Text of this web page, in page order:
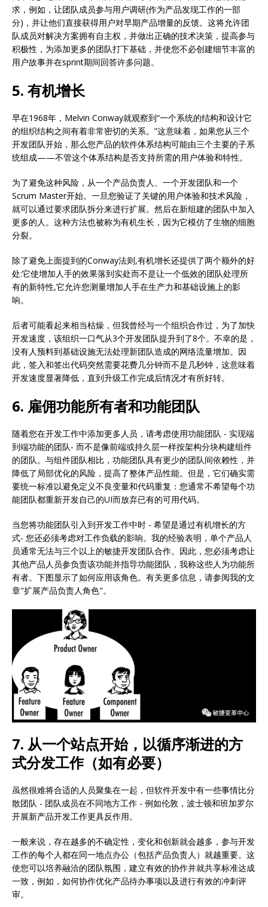
求，例如，让团队成员参与用户调研(作为产品发现工作的一部
分)，并让他们直接获得用户对早期产品增量的反馈。这将允许团
队成员对解决方案拥有自主权，并做出正确的技术决策，提高参与
积极性，为添加更多的团队打下基础，并使您不必创建细节丰富的
用户故事并在sprint期间回答许多问题。
5. 有机增长
早在1968年，Melvin Conway就观察到“一个系统的结构和设计它
的组织结构之间有着非常密切的关系。”这意味着，如果您从三个
开发团队开始，那么您产品的软件体系结构可能由三个主要的子系
统组成——不管这个体系结构是否支持所需的用户体验和特性。
为了避免这种风险，从一个产品负责人、一个开发团队和一个
Scrum Master开始。一旦您验证了关键的用户体验和技术风险，
就可以通过要求团队拆分来进行扩展。然后在新组建的团队中加入
更多的人。这种方法也被称为有机生长，因为它模仿了生物的细胞
分裂。
除了避免上面提到的Conway法则,有机增长还提供了两个额外的好
处:它使增加人手的效果落到实处而不是让一个低效的团队处理所
有的新特性,它允许您测量增加人手在生产力和基础设施上的影
响。
后者可能看起来相当枯燥，但我曾经与一个组织合作过，为了加快
开发速度，该组织一口气从3个开发团队提升到了8个。不幸的是，
没有人预料到基础设施无法处理新团队造成的网络流量增加。因
此，签入和签出代码突然需要花费几分钟而不是几秒钟，这意味着
开发速度显著降低，直到升级工作完成后情况才有所好转。
6. 雇佣功能所有者和功能团队
随着您在开发工作中添加更多人员，请考虑使用功能团队 - 实现端
到端功能的团队- 而不是像前端或持久层一样按架构分块构建组件
的团队。与组件团队相比，功能团队具有更少的团队间依赖性，并
降低了局部优化的风险，提高了整体产品性能。但是，它们确实需
要统一标准以避免定义不良变量和代码重复：您通常不希望每个功
能团队都重新开发自己的UI而放弃已有的可用代码。
当您将功能团队引入到开发工作中时 - 希望是通过有机增长的方
式- 您还必须考虑对工作负载的影响。我的经验表明，单个产品人
员通常无法与三个以上的敏捷开发团队合作。因此，您必须考虑让
其他产品人员参负责该功能并指导功能团队，我称这些人为功能所
有者。下图显示了如何应用该角色。有关更多信息，请参阅我的文
章"扩展产品负责人角色"。
7. 从一个站点开始，以循序渐进的方
式分发工作（如有必要）
虽然很难将合适的人员聚集在一起，但软件开发中有一些事情比分
散团队 - 团队成员在不同地方工作 - 例如伦敦，波士顿和班加罗尔
开展新产品开发工作更具反作用。
一般来说，存在越多的不确定性，变化和创新就会越多，参与开发
工作的每个人都在同一地点办公（包括产品负责人）就越重要。这
使您可以培养融洽的团队氛围，建立有效的协作并就共享标准达成
一致，例如，如何协作优化产品待办事项以及进行有效的冲刺评
审。